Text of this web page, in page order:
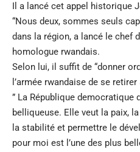
Il a lancé cet appel historique
“Nous deux, sommes seuls
dans la région, a lancé le chef
homologue rwandais.
Selon lui, il suffit de “donner
l’armée rwandaise de se
” La République democratique
belliqueuse. Elle veut la paix,
la stabilité et permettre le
pour moi est l’une des plus